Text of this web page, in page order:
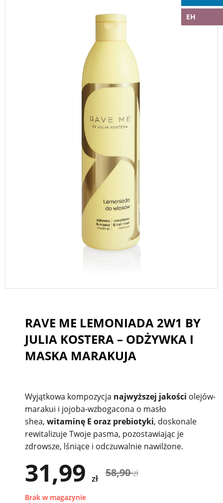
EH
RAVE ME LEMONIADA 2W1 BY
JULIA KOSTERA – ODŻYWKA I
MASKA MARAKUJA
Wyjątkowa kompozycja najwyższej jakości olejów-
marakui i jojoba-wzbogacona o masło
shea, witaminę E oraz prebiotyki, doskonale
rewitalizuje Twoje pasma, pozostawiając je
zdrowsze, lśniące i odczuwalnie nawilżone.
31,99 zł 58,90zł
Brak w magazynie